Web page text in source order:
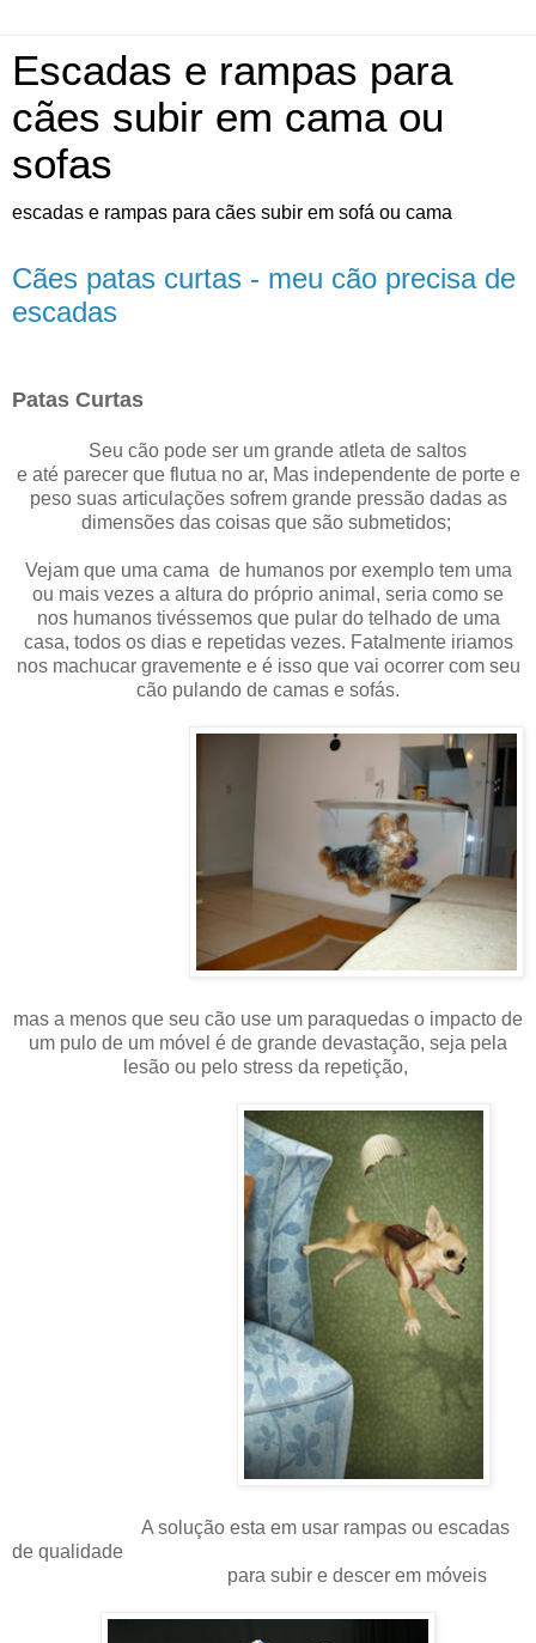
Escadas e rampas para
cães subir em cama ou
sofas
escadas e rampas para cães subir em sofá ou cama
Cães patas curtas - meu cão precisa de
escadas
Patas Curtas
Seu cão pode ser um grande atleta de saltos
e até parecer que flutua no ar, Mas independente de porte e
peso suas articulações sofrem grande pressão dadas as
dimensões das coisas que são submetidos;
Vejam que uma cama de humanos por exemplo tem uma
ou mais vezes a altura do próprio animal, seria como se
nos humanos tivéssemos que pular do telhado de uma
casa, todos os dias e repetidas vezes. Fatalmente iriamos
nos machucar gravemente e é isso que vai ocorrer com seu
cão pulando de camas e sofás.
mas a menos que seu cão use um paraquedas o impacto de
um pulo de um móvel é de grande devastação, seja pela
lesão ou pelo stress da repetição,
A solução esta em usar rampas ou escadas
de qualidade
para subir e descer em móveis